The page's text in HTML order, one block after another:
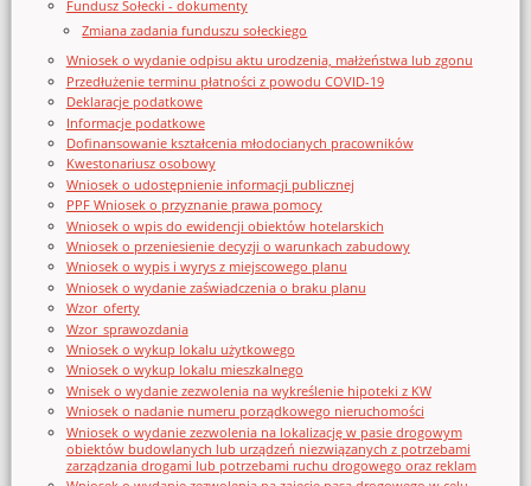
Fundusz Sołecki - dokumenty
Zmiana zadania funduszu sołeckiego
Wniosek o wydanie odpisu aktu urodzenia, małżeństwa lub zgonu
Przedłużenie terminu płatności z powodu COVID-19
Deklaracje podatkowe
Informacje podatkowe
Dofinansowanie kształcenia młodocianych pracowników
Kwestonariusz osobowy
Wniosek o udostępnienie informacji publicznej
PPF Wniosek o przyznanie prawa pomocy
Wniosek o wpis do ewidencji obiektów hotelarskich
Wniosek o przeniesienie decyzji o warunkach zabudowy
Wniosek o wypis i wyrys z miejscowego planu
Wniosek o wydanie zaświadczenia o braku planu
Wzor_oferty
Wzor_sprawozdania
Wniosek o wykup lokalu użytkowego
Wniosek o wykup lokalu mieszkalnego
Wnisek o wydanie zezwolenia na wykreślenie hipoteki z KW
Wniosek o nadanie numeru porządkowego nieruchomości
Wniosek o wydanie zezwolenia na lokalizację w pasie drogowym
obiektów budowlanych lub urządzeń niezwiązanych z potrzebami
zarządzania drogami lub potrzebami ruchu drogowego oraz reklam